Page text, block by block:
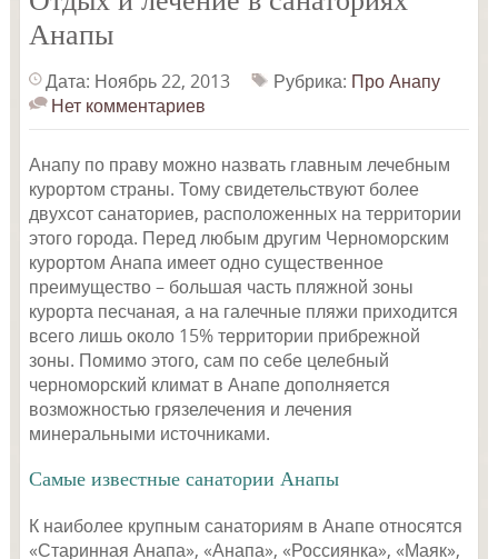
Анапы
Дата: Ноябрь 22, 2013 Рубрика: Про Анапу
Нет комментариев
Анапу по праву можно назвать главным лечебным
курортом страны. Тому свидетельствуют более
двухсот санаториев, расположенных на территории
этого города. Перед любым другим Черноморским
курортом Анапа имеет одно существенное
преимущество – большая часть пляжной зоны
курорта песчаная, а на галечные пляжи приходится
всего лишь около 15% территории прибрежной
зоны. Помимо этого, сам по себе целебный
черноморский климат в Анапе дополняется
возможностью грязелечения и лечения
минеральными источниками.
Самые известные санатории Анапы
К наиболее крупным санаториям в Анапе относятся
«Старинная Анапа», «Анапа», «Россиянка», «Маяк»,